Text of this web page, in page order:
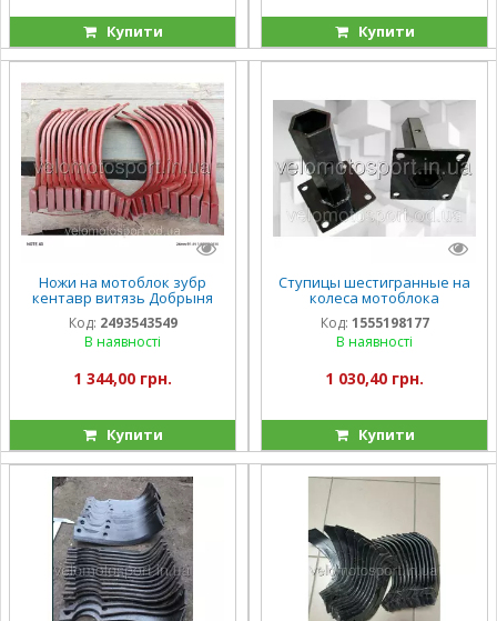
Купити Купити
Ножи на мотоблок зубр
кентавр витязь Добрыня
форте
Код: 2493543549
В наявності
1 344,00 грн.
Купити
Ступицы шестигранные на
колеса мотоблока
32мм.длина,400 мм(пара)
Код: 1555198177
В наявності
1 030,40 грн.
Купити